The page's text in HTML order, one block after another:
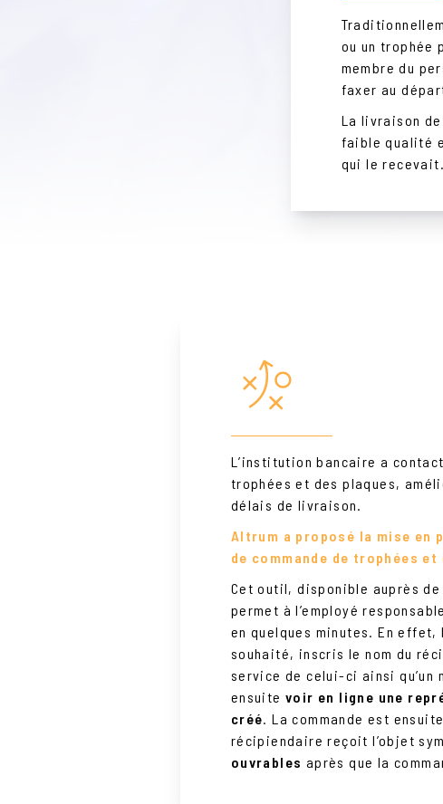
ou un trophée
membre du
faxer au
La livraison
faible qualité
qui le recevait.
L’institution bancaire a
trophées et des plaques,
délais de livraison.
Altrum a proposé la mise en
de commande de trophées
Cet outil, disponible auprès
permet à l’employé
en quelques minutes. En
souhaité, inscris le nom du
service de celui-ci ainsi qu’un
ensuitevoir en ligne une
créé. La commande est
récipiendaire reçoit l’objet
ouvrables après que la